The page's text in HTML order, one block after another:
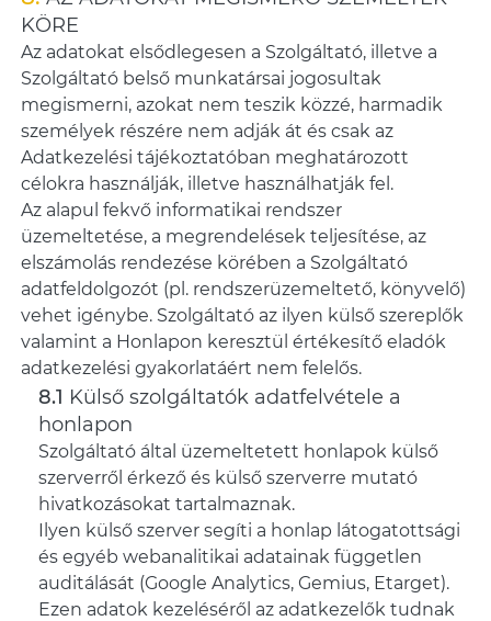
KÖRE
Az adatokat elsődlegesen a Szolgáltató, illetve a
Szolgáltató belső munkatársai jogosultak
megismerni, azokat nem teszik közzé, harmadik
személyek részére nem adják át és csak az
Adatkezelési tájékoztatóban meghatározott
célokra használják, illetve használhatják fel.
Az alapul fekvő informatikai rendszer
üzemeltetése, a megrendelések teljesítése, az
elszámolás rendezése körében a Szolgáltató
adatfeldolgozót (pl. rendszerüzemeltető, könyvelő)
vehet igénybe. Szolgáltató az ilyen külső szereplők
valamint a Honlapon keresztül értékesítő eladók
adatkezelési gyakorlatáért nem felelős.
Külső szolgáltatók adatfelvétele a
honlapon
Szolgáltató által üzemeltetett honlapok külső
szerverről érkező és külső szerverre mutató
hivatkozásokat tartalmaznak.
Ilyen külső szerver segíti a honlap látogatottsági
és egyéb webanalitikai adatainak független
auditálását (Google Analytics, Gemius, Etarget).
Ezen adatok kezeléséről az adatkezelők tudnak